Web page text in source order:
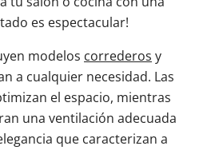
es espectacular!
modelos correderos y
a cualquier necesidad. Las
el espacio, mientras
una ventilación adecuada
que caracterizan a